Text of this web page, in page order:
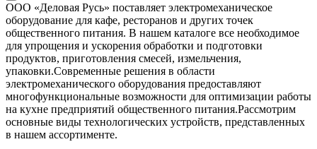
ООО «Деловая Русь» поставляет электромеханическое
оборудование для кафе, ресторанов и других точек
общественного питания. В нашем каталоге все необходимое
для упрощения и ускорения обработки и подготовки
продуктов, приготовления смесей, измельчения,
упаковки.Современные решения в области
электромеханического оборудования предоставляют
многофункциональные возможности для оптимизации работы
на кухне предприятий общественного питания.Рассмотрим
основные виды технологических устройств, представленных
в нашем ассортименте.